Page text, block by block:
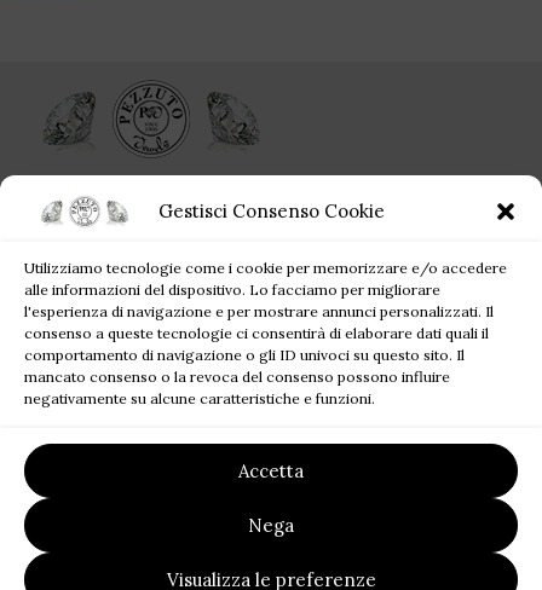
Gestisci Consenso Cookie
Utilizziamo tecnologie come i cookie per memorizzare e/o accedere
alle informazioni del dispositivo. Lo facciamo per migliorare
l'esperienza di navigazione e per mostrare annunci personalizzati. Il
consenso a queste tecnologie ci consentirà di elaborare dati quali il
comportamento di navigazione o gli ID univoci su questo sito. Il
mancato consenso o la revoca del consenso possono influire
negativamente su alcune caratteristiche e funzioni.
Accetta
Nega
Visualizza le preferenze
Ogni singolo gioiello acquistato da Pezzuto Jewels è per sempre!
Tel: +39 081 81 81 945
Mail: pezzutofrancesco21@gmail.com
JEWELS BLOG
LINK UTILI
2023 | P.I. 07220121219 | Designed by
FALATECH